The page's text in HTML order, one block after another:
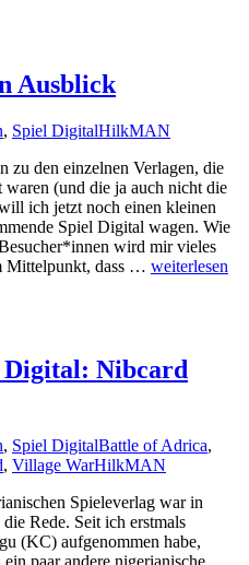
Ausblick
, Spiel DigitalHilkMAN
zu den einzelnen Verlagen, die
(und die ja auch nicht die
ich jetzt noch einen kleinen
Spiel Digital wagen. Wie
wird mir vieles
Mittelpunkt, dass … Die
Ausblick
weiterlesen
Nibcard
, Spiel DigitalBattle of Adrica,
, Village WarHilkMAN
Spieleverlag war in
Rede. Seit ich erstmals
(KC) aufgenommen habe,